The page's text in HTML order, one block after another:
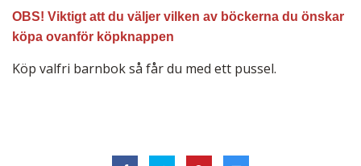
OBS! Viktigt att du väljer vilken av böckerna du önskar
köpa ovanför köpknappen
Köp valfri barnbok så får du med ett pussel.